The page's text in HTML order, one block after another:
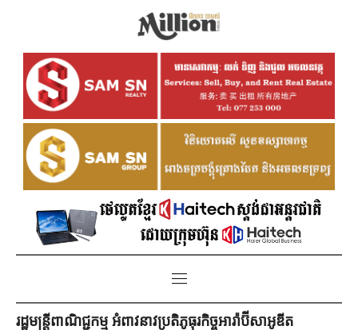
រដ្ឋមន្រ្តី​ពាណិជ្ជកម្ម អំពាវនាវប្រតិភូធុរកិច្ចអារ៉ាប៊ីសាអូឌីត